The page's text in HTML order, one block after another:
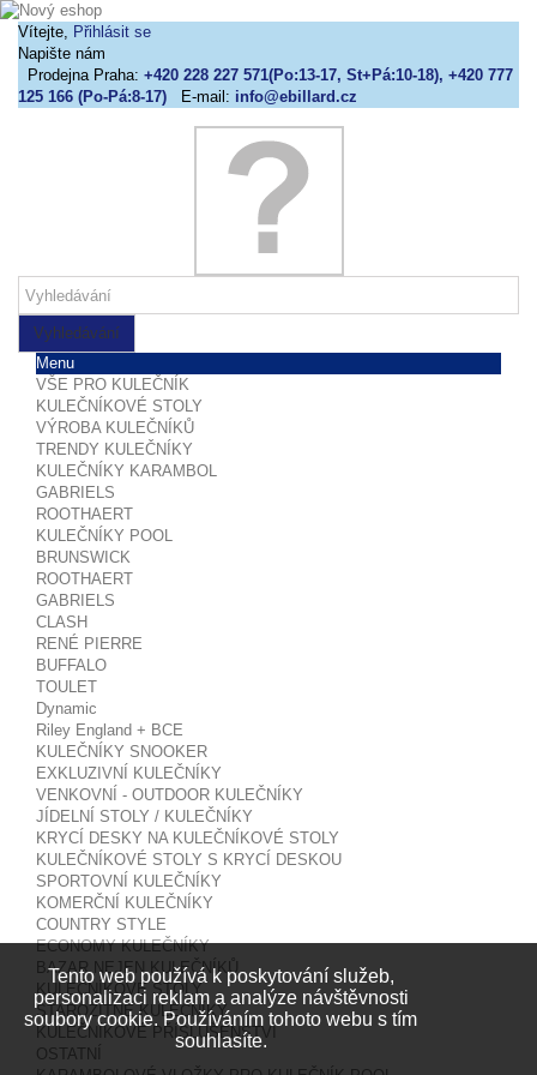
Vítejte, Přihlásit se
Napište nám
Prodejna Praha: +420 228 227 571(Po:13-17, St+Pá:10-18), +420 777
125 166 (Po-Pá:8-17)
E-mail: info@ebillard.cz
Vyhledávání
Menu
VŠE PRO KULEČNÍK
KULEČNÍKOVÉ STOLY
VÝROBA KULEČNÍKŮ
TRENDY KULEČNÍKY
KULEČNÍKY KARAMBOL
GABRIELS
ROOTHAERT
KULEČNÍKY POOL
BRUNSWICK
ROOTHAERT
GABRIELS
CLASH
RENÉ PIERRE
BUFFALO
TOULET
Dynamic
Riley England + BCE
KULEČNÍKY SNOOKER
EXKLUZIVNÍ KULEČNÍKY
VENKOVNÍ - OUTDOOR KULEČNÍKY
JÍDELNÍ STOLY / KULEČNÍKY
KRYCÍ DESKY NA KULEČNÍKOVÉ STOLY
KULEČNÍKOVÉ STOLY S KRYCÍ DESKOU
SPORTOVNÍ KULEČNÍKY
KOMERČNÍ KULEČNÍKY
COUNTRY STYLE
ECONOMY KULEČNÍKY
BAZAR NEJEN KULEČNÍKŮ
KULEČNÍKOVÉ STOLY
STAROŽITNÉ KULEČNÍKY
KULEČNÍKOVÉ PŘÍSLUŠENSTVÍ
OSTATNÍ
Tento web používá k poskytování služeb,
personalizaci reklam a analýze návštěvnosti
soubory cookie. Používáním tohoto webu s tím
souhlasíte.